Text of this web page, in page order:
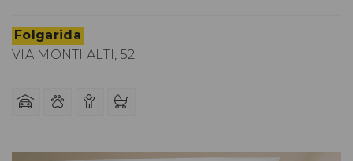
Folgarida
VIA MONTI ALTI, 52